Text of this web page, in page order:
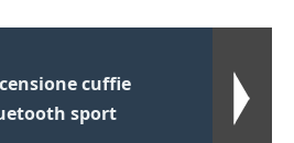
cuffie
sport